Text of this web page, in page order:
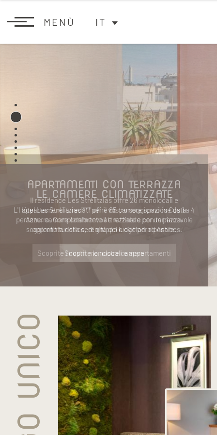
MENÙ IT
APARTAMENTI CON TERRAZZA
Il residence Les Strélitzias offre 26 monolocali e
appartamenti arredati per il vostro soggiorno in Costa
Azzurra. Completamente attrezzato e con terrazza,
approfitta della serenità del luogo per riposare.
Scoprite i nostri monolocali e appartamenti